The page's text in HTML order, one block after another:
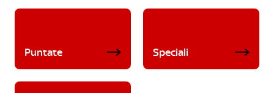
Puntate Speciali